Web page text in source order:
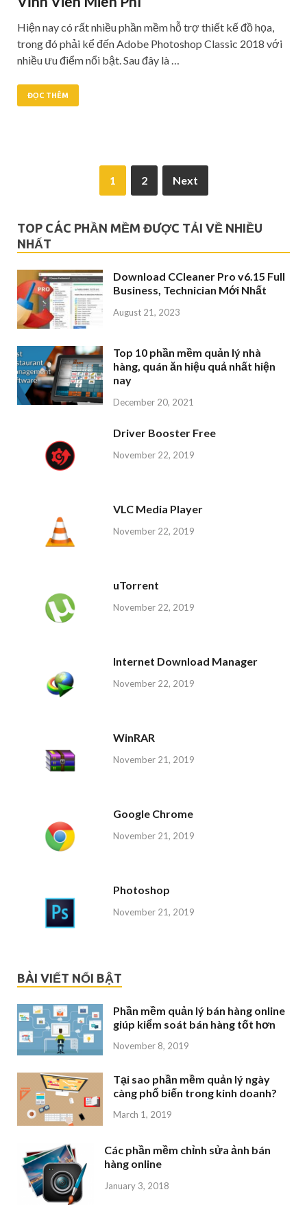
Hiện nay có rất nhiều phần mềm hỗ trợ thiết kế đồ họa,
trong đó phải kể đến Adobe Photoshop Classic 2018 với
nhiều ưu điểm nổi bật. Sau đây là …
ĐỌC THÊM
1 2 Next
TOP CÁC PHẦN MỀM ĐƯỢC TẢI VỀ NHIỀU
NHẤT
Download CCleaner Pro v6.15 Full
Business, Technician Mới Nhất
August 21, 2023
Top 10 phần mềm quản lý nhà
hàng, quán ăn hiệu quả nhất hiện
nay
December 20, 2021
Driver Booster Free
November 22, 2019
VLC Media Player
November 22, 2019
uTorrent
November 22, 2019
Internet Download Manager
November 22, 2019
WinRAR
November 21, 2019
Google Chrome
November 21, 2019
Photoshop
November 21, 2019
BÀI VIẾT NỔI BẬT
Phần mềm quản lý bán hàng online
giúp kiểm soát bán hàng tốt hơn
November 8, 2019
Tại sao phần mềm quản lý ngày
càng phổ biến trong kinh doanh?
March 1, 2019
Các phần mềm chỉnh sửa ảnh bán
hàng online
January 3, 2018